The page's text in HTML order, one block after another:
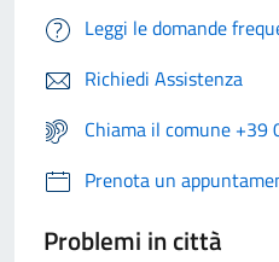
Leggi le domande
Richiedi Assistenza
Chiama il comune +39
Prenota un
Problemi in città